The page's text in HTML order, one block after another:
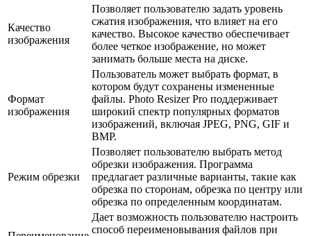
Качество
изображения
Позволяет пользователю задать уровень
сжатия изображения, что влияет на его
качество. Высокое качество обеспечивает
более четкое изображение, но может
занимать больше места на диске.
Формат
изображения
Пользователь может выбрать формат, в
котором будут сохранены измененные
файлы. Photo Resizer Pro поддерживает
широкий спектр популярных форматов
изображений, включая JPEG, PNG, GIF и
BMP.
Режим обрезки
Позволяет пользователю выбрать метод
обрезки изображения. Программа
предлагает различные варианты, такие как
обрезка по сторонам, обрезка по центру или
обрезка по определенным координатам.
Дает возможность пользователю настроить
способ переименовывания файлов при